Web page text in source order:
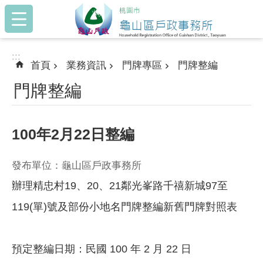
跳到主要內容區塊
:::
:::
首頁 業務資訊 門牌專區 門牌整編
門牌整編
100年2月22日整編
發布單位：龜山區戶政事務所
辦理精忠村19、20、21鄰光峯路千禧新城97至
119(單)號及部份小地名門牌整編新舊門牌對照表
預定整編日期：民國 100 年 2 月 22 日